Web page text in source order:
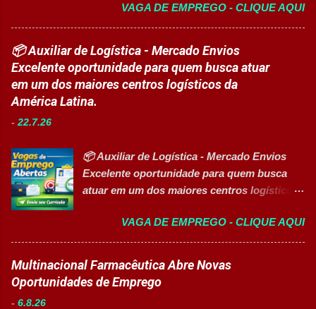
durante todo o período de estudos. Opções
de Formação Disponíveis Aperfeiçoamento
em Gestão e Serviços de Gastronomia
(Turma Vespertina) Aperfeiçoamento em
Gestão e Serviços de Gastronomia (Turma
Noturna) Estratégia de Vendas e
Gastronomia (Tarde): Aulas de 13h...
nas áreas da educação que desejam atuar
em ambiente escolar, apoiando professores
e estudantes. 👉 CANDIDATAR-SE AGORA
Resumo da vaga Cargo: Auxiliar
Educacional Empresa: Sesc Tipo de
contratação: Efetivo (CLT) Modelo de
Apoiar professores durante atividades
pedagógicas. Auxiliar estudantes em
projetos educacionais. Dar suporte em
Disponibilizar materiais utilizados nas
atividades. Monitorar estudantes durante
aulas e recreios. Contribuir para um
ambiente escolar organizado e seguro.
VAGA DE EMPREGO - CLIQUE AQUI
📦 Auxiliar de Logística - Mercado Envios
Excelente oportunidade para quem busca atuar
em um dos maiores centros logísticos da
América Latina.
- 22.7.26
📦 Auxiliar de Logística - Mercado Envios
Excelente oportunidade para quem busca
atuar em um dos maiores centros logísticos
📋 Sobre a oportunidade O Mercado Envios
está com oportunidade para Auxiliar de
Logística . A empresa busca profissionais
comprometidos, organizados e que desejam
crescer em um ambiente inovador,
VAGA DE EMPREGO - CLIQUE AQUI
Multinacional Farmacêutica Abre Novas
Oportunidades de Emprego
- 6.8.26